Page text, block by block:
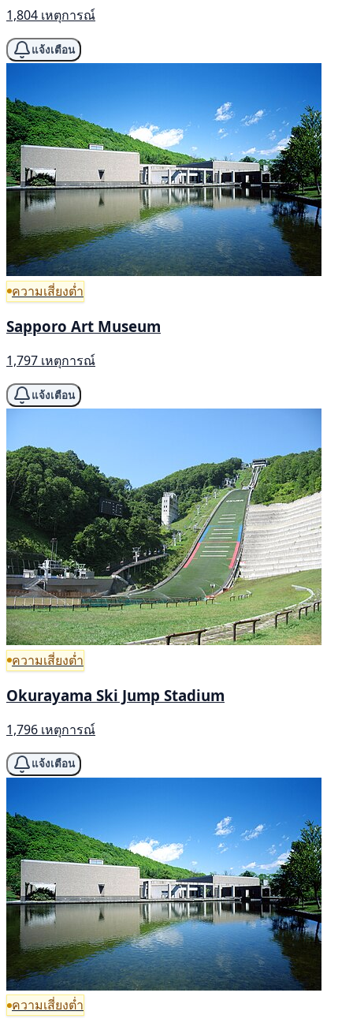
1,804 เหตุการณ์
แจ้งเตือน
ความเสี่ยงต่ำ
Sapporo Art Museum
1,797 เหตุการณ์
แจ้งเตือน
ความเสี่ยงต่ำ
Okurayama Ski Jump Stadium
1,796 เหตุการณ์
แจ้งเตือน
ความเสี่ยงต่ำ